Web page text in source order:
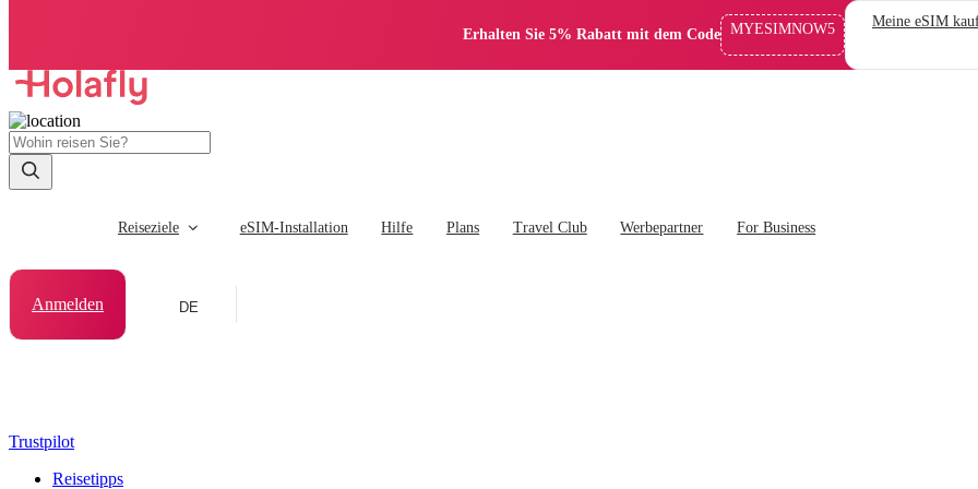
Erhalten Sie 5% Rabatt mit dem Code MYESIMNOW5 Meine eSIM
Reiseziele eSIM-Installation Hilfe Plans Travel Club Werbepartner For Business
Anmelden DE
Trustpilot
Reisetipps